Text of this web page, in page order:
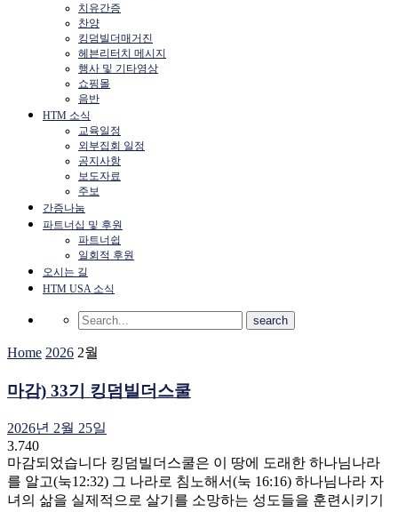
치유간증
찬양
킹덤빌더매거진
헤븐리터치 메시지
행사 및 기타영상
쇼핑몰
음반
HTM 소식
교육일정
외부집회 일정
공지사항
보도자료
주보
간증나눔
파트너십 및 후원
파트너쉽
일회적 후원
오시는 길
HTM USA 소식
Home 2026 2월
마감) 33기 킹덤빌더스쿨
2026년 2월 25일
3.740
마감되었습니다 킹덤빌더스쿨은 이 땅에 도래한 하나님나라
를 알고(눅12:32) 그 나라로 침노해서(눅 16:16) 하나님나라 자
녀의 삶을 실제적으로 살기를 소망하는 성도들을 훈련시키기